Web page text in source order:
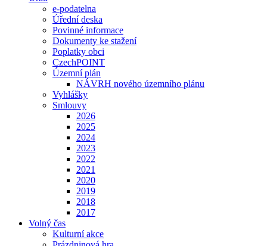
e-podatelna
Úřední deska
Povinné informace
Dokumenty ke stažení
Poplatky obci
CzechPOINT
Územní plán
NÁVRH nového územního plánu
Vyhlášky
Smlouvy
2026
2025
2024
2023
2022
2021
2020
2019
2018
2017
Volný čas
Kulturní akce